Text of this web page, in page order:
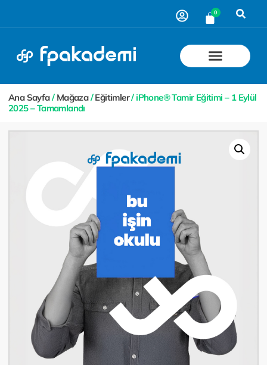
0
Ana Sayfa/ Mağaza/Eğitimler/ iPhone® Tamir Eğitimi – 1 Eylül
2025 – Tamamlandı